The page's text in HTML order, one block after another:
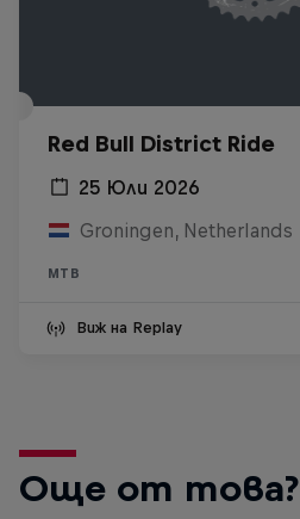
Red Bull District Ride
25 Юли 2026
Groningen, Netherlands
MTB
Виж на Replay
Още от това?